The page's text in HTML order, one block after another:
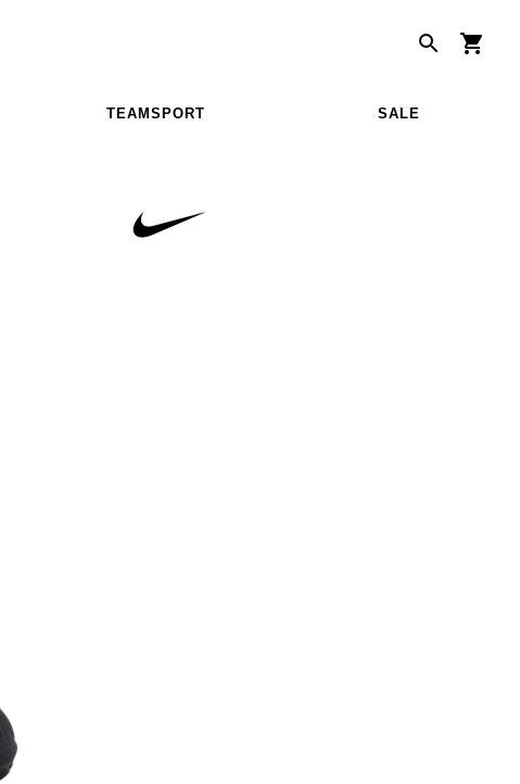
TEAMSPORT SALE